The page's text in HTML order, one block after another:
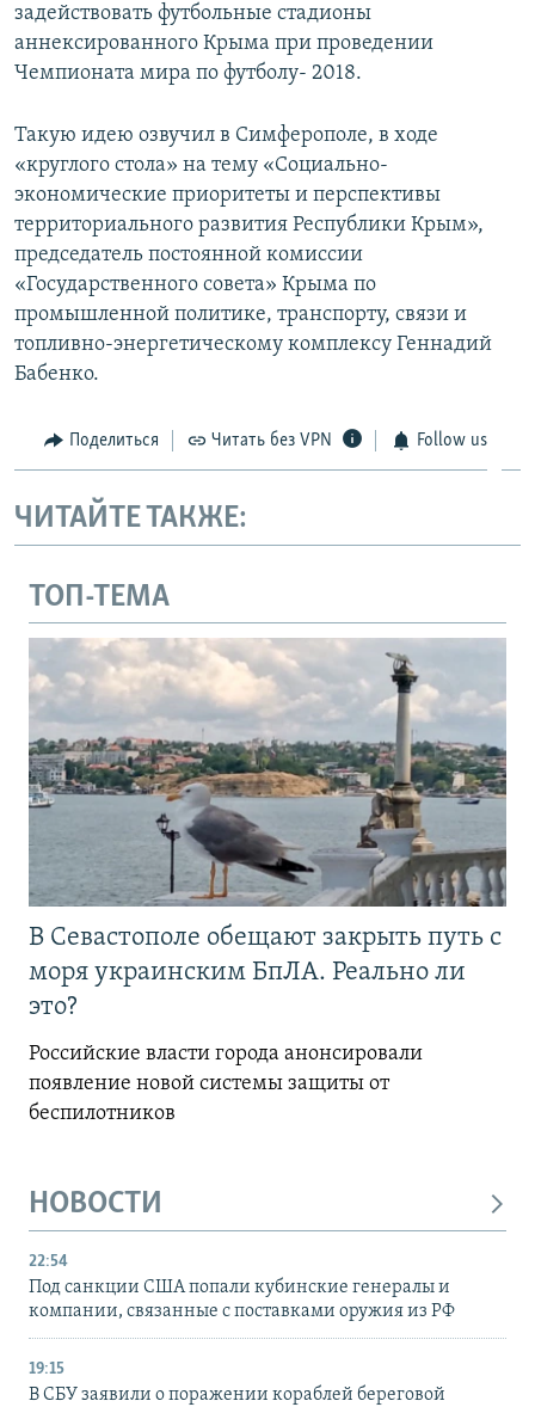
задействовать футбольные стадионы
аннексированного Крыма при проведении
Чемпионата мира по футболу- 2018.
Такую идею озвучил в Симферополе, в ходе
«круглого стола» на тему «Социально-
экономические приоритеты и перспективы
территориального развития Республики Крым»,
председатель постоянной комиссии
«Государственного совета» Крыма по
промышленной политике, транспорту, связи и
топливно-энергетическому комплексу Геннадий
Бабенко.
Поделиться Читать без VPN Follow us
ЧИТАЙТЕ ТАКЖЕ:
ТОП-ТЕМА
В Севастополе обещают закрыть путь с
моря украинским БпЛА. Реально ли
это?
Российские власти города анонсировали
появление новой системы защиты от
беспилотников
НОВОСТИ
22:54
Под санкции США попали кубинские генералы и
компании, связанные с поставками оружия из РФ
19:15
В СБУ заявили о поражении кораблей береговой